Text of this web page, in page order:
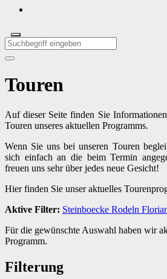
Touren
Auf dieser Seite finden Sie
Touren unseres aktuellen Programms.
Wenn Sie uns bei unseren Touren
sich einfach an die beim Termin
freuen uns sehr über jedes neue Gesicht!
Hier finden Sie unser aktuelles
Aktive Filter: Steinboecke Rodeln
Für die gewünschte Auswahl haben wir
Programm.
Filterung